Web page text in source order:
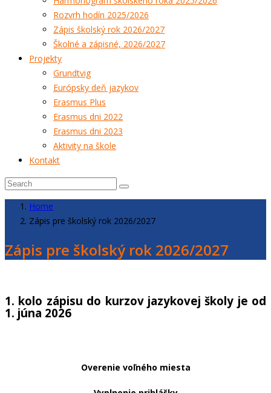
Rozvrh hodín 2025/2026
Zápis školský rok 2026/2027
Školné a zápisné, 2026/2027
Projekty
Grundtvig
Európsky deň jazykov
Erasmus Plus
Erasmus dni 2022
Erasmus dni 2023
Aktivity na škole
Kontakt
Home
Zápis pre školský rok 2026/2027
Zápis pre školský rok 2026/2027
1. kolo zápisu do kurzov jazykovej školy je od
1. júna 2026
Overenie voľného miesta